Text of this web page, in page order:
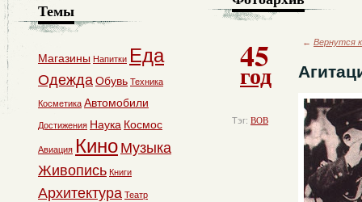
45
год
Тэг: ВОВ
← Вернутся
Темы
Магазины Напитки Еда
ОдеждаОбувь Техника
Косметика Автомобили
Достижения Наука Космос
Авиация Кино Музыка
Живопись Книги
Архитектура Театр